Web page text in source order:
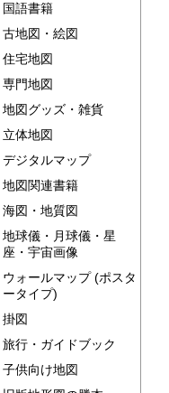
国語書籍
古地図・絵図
住宅地図
専門地図
地図グッズ・雑貨
立体地図
デジタルマップ
地図関連書籍
海図・地質図
地球儀・月球儀・星
座・宇宙画像
ウォールマップ (ポスタ
ータイプ)
掛図
旅行・ガイドブック
子供向け地図